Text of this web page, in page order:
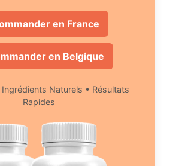
en France
en Belgique
Ingrédients Naturels • Résultats
Rapides